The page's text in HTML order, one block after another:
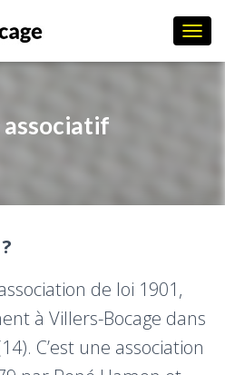
D
É
I
N
de loi 1901,
à Villers-Bocage dans
C’est une association